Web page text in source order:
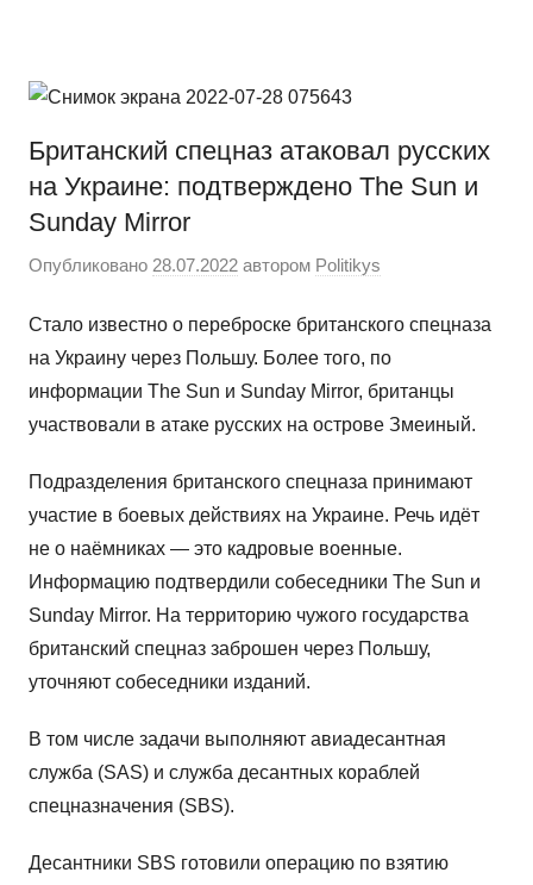
содержимому
сайт
WordPress
Британский спецназ атаковал русских
на Украине: подтверждено The Sun и
Sunday Mirror
Опубликовано 28.07.2022 автором Politikys
Стало известно о переброске британского спецназа
на Украину через Польшу. Более того, по
информации The Sun и Sunday Mirror, британцы
участвовали в атаке русских на острове Змеиный.
Подразделения британского спецназа принимают
участие в боевых действиях на Украине. Речь идёт
не о наёмниках — это кадровые военные.
Информацию подтвердили собеседники The Sun и
Sunday Mirror. На территорию чужого государства
британский спецназ заброшен через Польшу,
уточняют собеседники изданий.
В том числе задачи выполняют авиадесантная
служба (SAS) и служба десантных кораблей
спецназначения (SBS).
Десантники SBS готовили операцию по взятию